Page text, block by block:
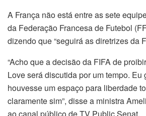
A França não está entre as sete
da Federação Francesa de Futebol
dizendo que “seguirá as diretrizes da
“Acho que a decisão da FIFA de
Love será discutida por um tempo. Eu
houvesse um espaço para liberdade
claramente sim”, disse a ministra
ao canal público de TV Public Senat.